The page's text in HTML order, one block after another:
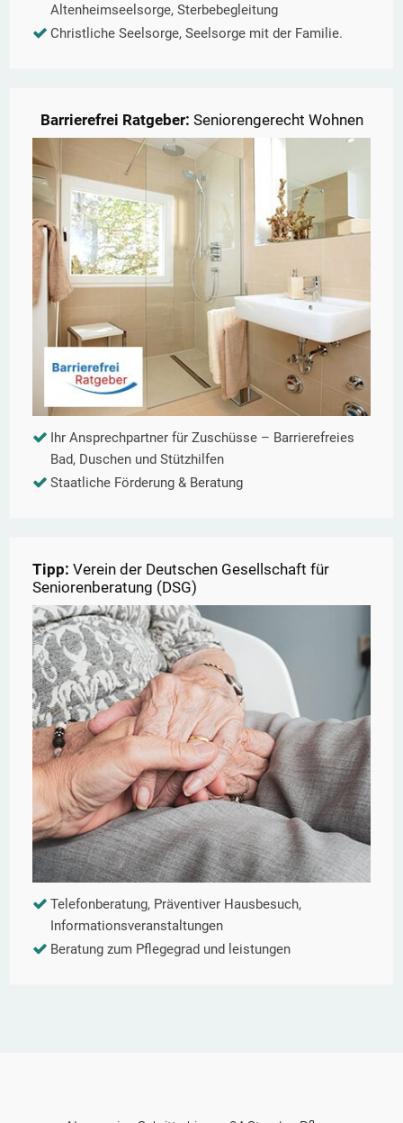
Altenheimseelsorge, Sterbebegleitung
Christliche Seelsorge, Seelsorge mit der Familie.
Barrierefrei Ratgeber: Seniorengerecht Wohnen
Ihr Ansprechpartner für Zuschüsse – Barrierefreies
Bad, Duschen und Stützhilfen
Staatliche Förderung & Beratung
Tipp: Verein der Deutschen Gesellschaft für
Seniorenberatung (DSG)
Telefonberatung, Präventiver Hausbesuch,
Informationsveranstaltungen
Beratung zum Pflegegrad und leistungen